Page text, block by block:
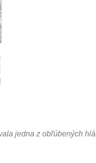
jedna z obľúbených